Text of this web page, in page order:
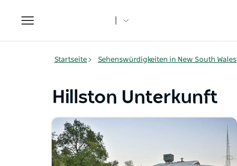
Toggle
navigation
Startseite Sehenswürdigkeiten in New South Wales
Hillston Unterkunft